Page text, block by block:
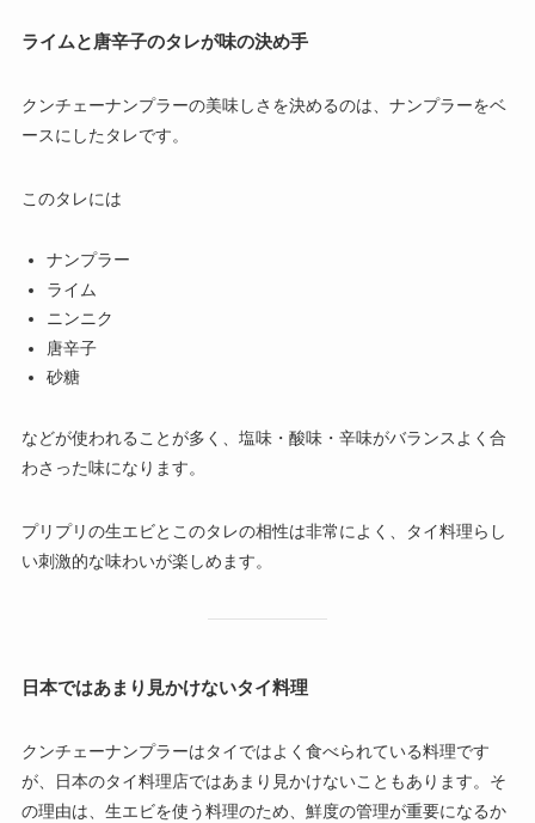
ライムと唐辛子のタレが味の決め手
クンチェーナンプラーの美味しさを決めるのは、ナンプラーをベ
ースにしたタレです。
このタレには
ナンプラー
ライム
ニンニク
唐辛子
砂糖
などが使われることが多く、塩味・酸味・辛味がバランスよく合
わさった味になります。
プリプリの生エビとこのタレの相性は非常によく、タイ料理らし
い刺激的な味わいが楽しめます。
日本ではあまり見かけないタイ料理
クンチェーナンプラーはタイではよく食べられている料理です
が、日本のタイ料理店ではあまり見かけないこともあります。そ
の理由は、生エビを使う料理のため、鮮度の管理が重要になるか